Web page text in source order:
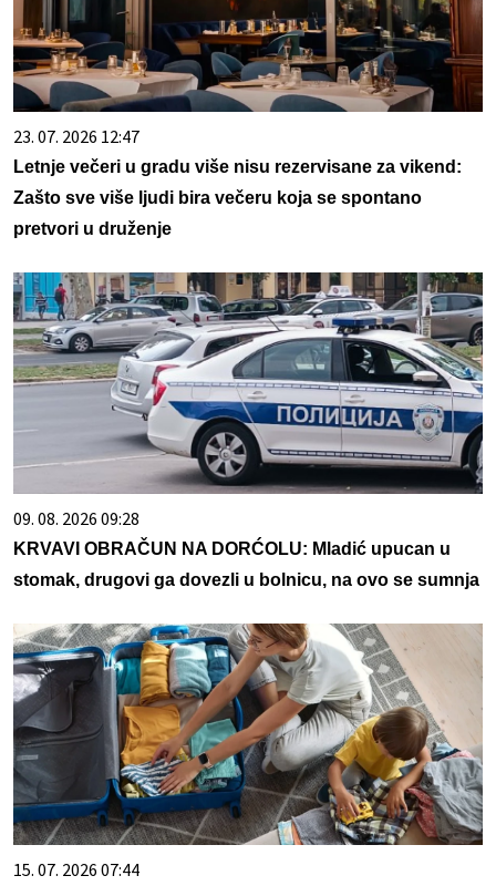
23. 07. 2026 12:47
Letnje večeri u gradu više nisu rezervisane za vikend:
Zašto sve više ljudi bira večeru koja se spontano
pretvori u druženje
09. 08. 2026 09:28
KRVAVI OBRAČUN NA DORĆOLU: Mladić upucan u
stomak, drugovi ga dovezli u bolnicu, na ovo se sumnja
15. 07. 2026 07:44